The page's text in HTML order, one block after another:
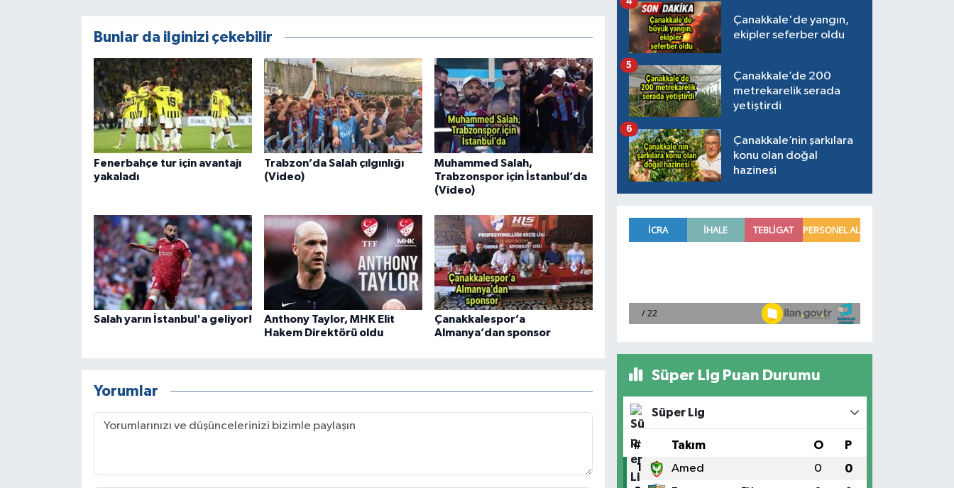
Bunlar da ilginizi çekebilir
Fenerbahçe tur için avantajı
yakaladı
Trabzon’da Salah çılgınlığı
(Video)
Muhammed Salah,
Trabzonspor için İstanbul’da
(Video)
Salah yarın İstanbul'a geliyor!
Anthony Taylor, MHK Elit
Hakem Direktörü oldu
Çanakkalespor’a
Almanya’dan sponsor
Yorumlar
Çanakkale'de yangın,
ekipler seferber oldu
Çanakkale’de 200
metrekarelik serada
yetiştirdi
5
Çanakkale’nin şarkılara
konu olan doğal
hazinesi
6
Süper Lig Puan Durumu
Süper Lig
# Takım O P
1 Amed 0 0